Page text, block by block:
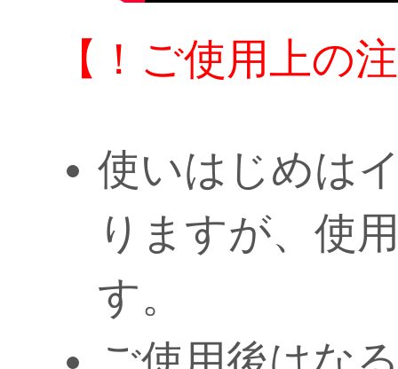
【！ご使用上の
使いはじめは
りますが、使
す。